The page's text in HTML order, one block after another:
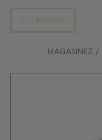
RETOUR
MAGASINEZ